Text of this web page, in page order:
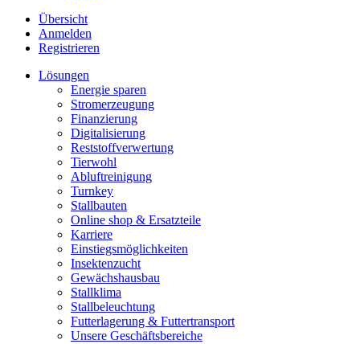
Übersicht
Anmelden
Registrieren
Lösungen
Energie sparen
Stromerzeugung
Finanzierung
Digitalisierung
Reststoffverwertung
Tierwohl
Abluftreinigung
Turnkey
Stallbauten
Online shop & Ersatzteile
Karriere
Einstiegsmöglichkeiten
Insektenzucht
Gewächshausbau
Stallklima
Stallbeleuchtung
Futterlagerung & Futtertransport
Unsere Geschäftsbereiche